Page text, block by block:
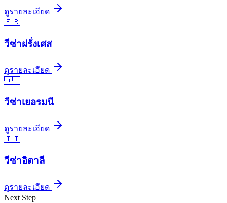
ดูรายละเอียด
🇫🇷
วีซ่าฝรั่งเศส
ดูรายละเอียด
🇩🇪
วีซ่าเยอรมนี
ดูรายละเอียด
🇮🇹
วีซ่าอิตาลี
ดูรายละเอียด
Next Step